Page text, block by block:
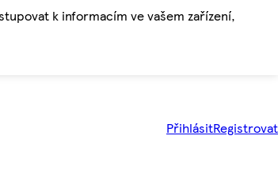
k informacím ve vašem zařízení,
PřihlásitRegistrovat